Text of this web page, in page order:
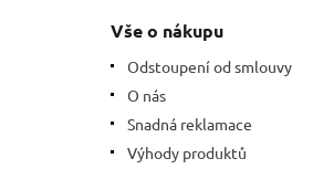
Vše o nákupu
Odstoupení od smlouvy
O nás
Snadná reklamace
Výhody produktů